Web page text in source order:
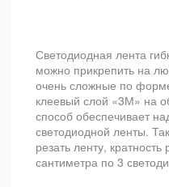
Светодиодная лента
можно прикрепить на
очень сложные по
клеевый слой «3М» на
способ обеспечивает
светодиодной ленты.
резать ленту, кратность
сантиметра по 3